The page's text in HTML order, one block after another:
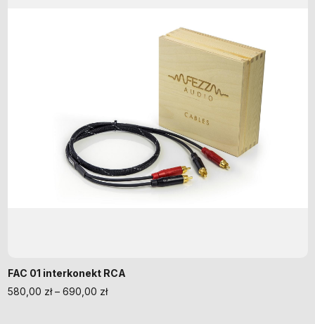
FAC 01 interkonekt RCA
580,00 zł– 690,00 zł